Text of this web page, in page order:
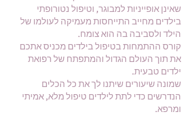
שאינן אופייניות למבוגר, וטיפול נטורופתי
בילדים מחייב התייחסות מעמיקה לעולמו של
הילד ולסביבה בה הוא צומח.
קורס ההתמחות בטיפול בילדים מכניס אתכם
את תוך העולם הגדול והמתפתח של רפואת
ילדים טבעית.
שמונה שיעורים שיתנו לך את כל הכלים
הנדרשים כדי לתת לילדים טיפול מלא, אמיתי
ומרפא.